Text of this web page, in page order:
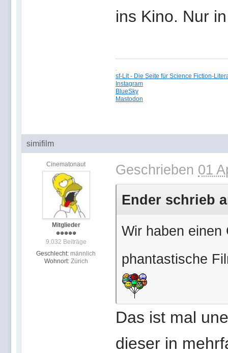
ins Kino. Nur
sf-Lit - Die Seite für Science Fiction-
Instagram
BlueSky
Mastodon
simifilm
Cinematonaut
Mitglieder
9.032 Beiträge
Geschlecht: männlich
Wohnort: Zürich
Geschrieben 01
Ender schrieb
Wir haben einen
phantastische
Das ist mal
dieser in